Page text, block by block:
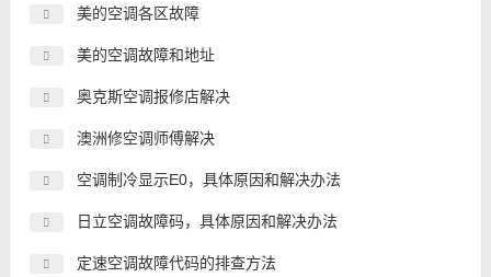
美的空调各区故障
美的空调故障和地址
奥克斯空调报修店解决
澳洲修空调师傅解决
空调制冷显示E0，具体原因和解决办法
日立空调故障码，具体原因和解决办法
定速空调故障代码的排查方法